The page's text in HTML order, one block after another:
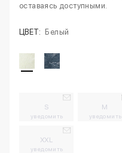
оставаясь доступными.
ЦВЕТ: Белый
S
уведомить
M
уведомить
XXL
уведомить